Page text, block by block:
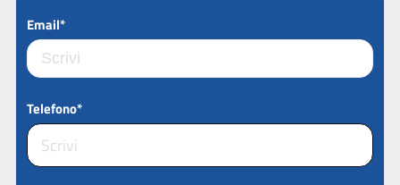
Email*
Telefono*